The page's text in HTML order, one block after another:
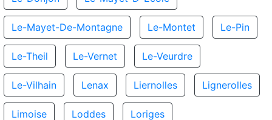
Le-Mayet-De-Montagne Le-Montet Le-Pin
Le-Theil Le-Vernet Le-Veurdre
Le-Vilhain Lenax Liernolles Lignerolles
Limoise Loddes Loriges